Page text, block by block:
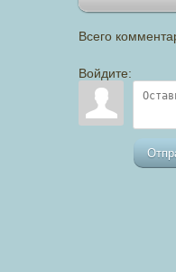
Всего
Войдите: